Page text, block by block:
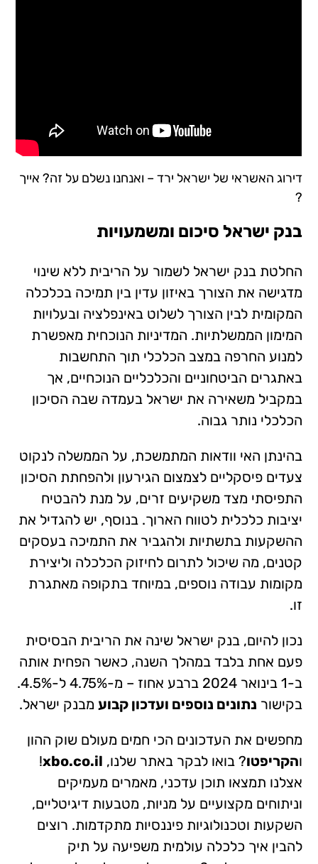
דירוג האשראי של ישראל ירד – ואנחנו נשלם על זה? אייך
?
בנק ישראל סיכום ומשמעויות
החלטת בנק ישראל לשמור על הריבית ללא שינוי
מדגישה את הצורך באיזון עדין בין תמיכה בכלכלה
המקומית לבין הצורך לשלוט באינפלציה ובעלויות
המימון הממשלתיות. המדיניות הנוכחית מאפשרת
למנוע החרפה במצב הכלכלי תוך התחשבות
באתגרים הביטחוניים והכלכליים הנוכחיים, אך
במקביל משאירה את ישראל בעמדה שבה הסיכון
הכלכלי נותר גבוה.
בהינתן האי וודאות המתמשכת, על הממשלה לנקוט
צעדים פיסקליים לצמצום הגירעון ולהפחתת הסיכון
התפיסתי מצד משקיעים זרים, על מנת להבטיח
יציבות כלכלית לטווח הארוך. בנוסף, יש להגדיל את
ההשקעות בתשתיות ולהגביר את התמיכה בעסקים
קטנים, מה שיכול לתרום לחיזוק הכלכלה וליצירת
מקומות עבודה נוספים, במיוחד בתקופה מאתגרת
זו.
נכון להיום, בנק ישראל שינה את הריבית הבסיסית
פעם אחת בלבד במהלך השנה, כאשר הפחית אותה
ב-1 בינואר 2024 ברבע אחוז – מ-4.75% ל-4.5%.
בקישור נתונים נוספים ועדכון קבוע מבנק ישראל.
מחפשים את העדכונים הכי חמים מעולם שוק ההון
והקריפטו? בואו לבקר באתר שלנו, xbo.co.il
!
אצלנו תמצאו תוכן עדכני, מאמרים מעמיקים
וניתוחים מקצועיים על מניות, מטבעות דיגיטליים,
השקעות וטכנולוגיות פיננסיות מתקדמות. רוצים
להבין איך כלכלה עולמית משפיעה על תיק